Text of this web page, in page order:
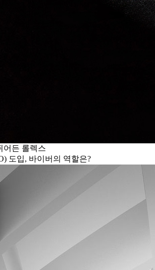
어든 롤렉스
도입, 바이버의 역할은?